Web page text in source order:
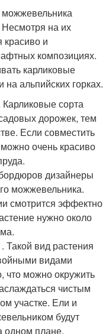
на их
красиво и
композициях.
карликовые
альпийских горках.
сорта
дорожек, тем
Если совместить
очень красиво
дизайнеры
можжевельника.
смотрится эффектно
нужно около
Такой вид растения
видами
что можно окружить
чистым
участке. Ели и
будут
одном плане.